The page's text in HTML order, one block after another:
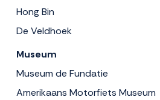
Hong Bin
De Veldhoek
Museum
Museum de Fundatie
Amerikaans Motorfiets Museum